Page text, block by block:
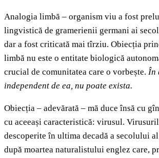
Analogia limbă – organism viu a fost
lingvistică de gramerienii germani ai
dar a fost criticată mai tîrziu. Obiecția
limbă nu este o entitate biologică
crucial de comunitatea care o vorbește. În
independent de ea, nu poate exista.
Obiecția – adevărată – mă duce însă cu
cu aceeași caracteristică: virusul.
descoperite în ultima decadă a secolului
după moartea naturalistului englez care,